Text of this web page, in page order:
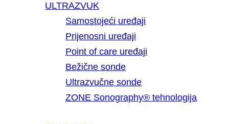
ULTRAZVUK
Samostojeći uređaji
Prijenosni uređaji
Point of care uređaji
Bežične sonde
Ultrazvučne sonde
ZONE Sonography® tehnologija